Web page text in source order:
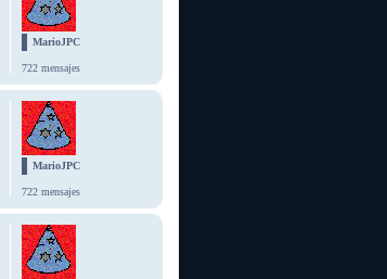
MarioJPC
722 mensajes
MarioJPC
722 mensajes